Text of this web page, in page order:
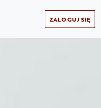
ZALOGUJ SIĘ